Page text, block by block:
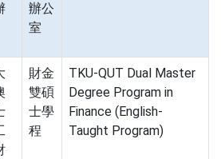
辦公
室
財金
雙碩
士學
程
TKU-QUT Dual Master
Degree Program in
Finance (English-
Taught Program)